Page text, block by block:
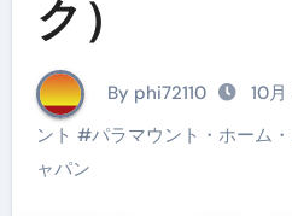
ク）
By phi72110 10
ント #パラマウント・ホーム
ャパン